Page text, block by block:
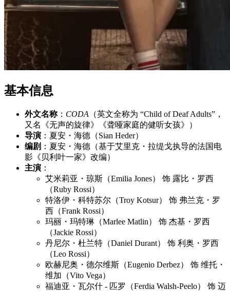
基本信息
外文名称： CODA （英文全称为 “Child of Deaf Adults”，
又名《无声的旋律》《聋哑家庭的健听女孩》）
导演 ：夏安・海德（Sian Heder）
编剧 ：夏安・海德（基于艾里克・拉缇戈执导的法国电
影《贝利叶一家》改编）
主演 ：
艾米莉亚・琼斯（Emilia Jones） 饰 露比・罗西
（Ruby Rossi）
特洛伊・科特苏尔（Troy Kotsur） 饰 弗兰克・罗
西（Frank Rossi）
玛丽・玛特琳（Marlee Matlin） 饰 杰基・罗西
（Jackie Rossi）
丹尼尔・杜兰特（Daniel Durant） 饰 利奥・罗西
（Leo Rossi）
欧赫尼奥・德尔维斯（Eugenio Derbez） 饰 维托・
维加（Vito Vega）
福迪亚・瓦尔什 - 匹罗（Ferdia Walsh-Peelo） 饰 迈